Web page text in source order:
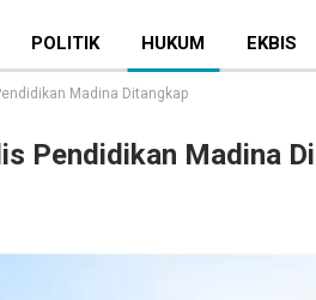
POLITIK HUKUM EKBIS
Madina Ditangkap
Pendidikan Madina